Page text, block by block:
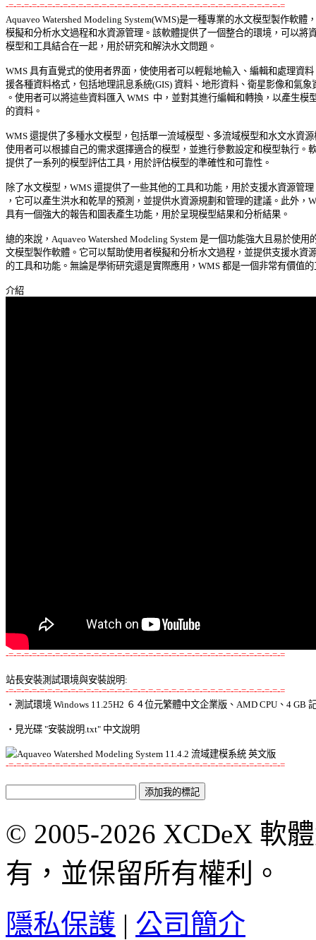
-=-=-=-=-=-=-=-=-=-=-=-=-=-=-=-=-=-=-=-=-=-=-=-=-=-=-=-=-=-=-=-=-=-=-=-=
Aquaveo Watershed Modeling System(WMS)是一種專業的水文模型製作軟體
模擬和分析水文過程和水資源管理。該軟體提供了一個整合的環境，可以將
模型和工具結合在一起，用於研究和解決水文問題。
WMS 具有直覺式的使用者界面，使使用者可以輕鬆地輸入、編輯和處理資
援各種資料格式，包括地理訊息系統(GIS) 資料、地形資料、衛星影像和氣象
。使用者可以將這些資料匯入 WMS  中，並對其進行編輯和轉換，以產生模
的資料。
WMS 還提供了多種水文模型，包括單一流域模型、多流域模型和水文水資
使用者可以根據自己的需求選擇適合的模型，並進行參數設定和模型執行。
提供了一系列的模型評估工具，用於評估模型的準確性和可靠性。
除了水文模型，WMS 還提供了一些其他的工具和功能，用於支援水資源管
，它可以產生洪水和乾旱的預測，並提供水資源規劃和管理的建議。此外，
具有一個強大的報告和圖表產生功能，用於呈現模型結果和分析結果。
總的來說，Aquaveo Watershed Modeling System 是一個功能強大且易於使用
文模型製作軟體。它可以幫助使用者模擬和分析水文過程，並提供支援水資
的工具和功能。無論是學術研究還是實際應用，WMS 都是一個非常有價值
-=-=-=-=-=-=-=-=-=-=-=-=-=-=-=-=-=-=-=-=-=-=-=-=-=-=-=-=-=-=-=-=-=-=-=-=
站長安裝測試環境與安裝說明:
-=-=-=-=-=-=-=-=-=-=-=-=-=-=-=-=-=-=-=-=-=-=-=-=-=-=-=-=-=-=-=-=-=-=-=-=
‧測試環境 Windows 11.25H2 ６４位元繁體中文企業版、AMD CPU、4 GB
‧見光碟 "安裝說明.txt" 中文說明
-=-=-=-=-=-=-=-=-=-=-=-=-=-=-=-=-=-=-=-=-=-=-=-=-=-=-=-=-=-=-=-=-=-=-=-=
© 2005-2026 XCDeX 軟
有，並保留所有權利。
隱私保護 | 公司簡介